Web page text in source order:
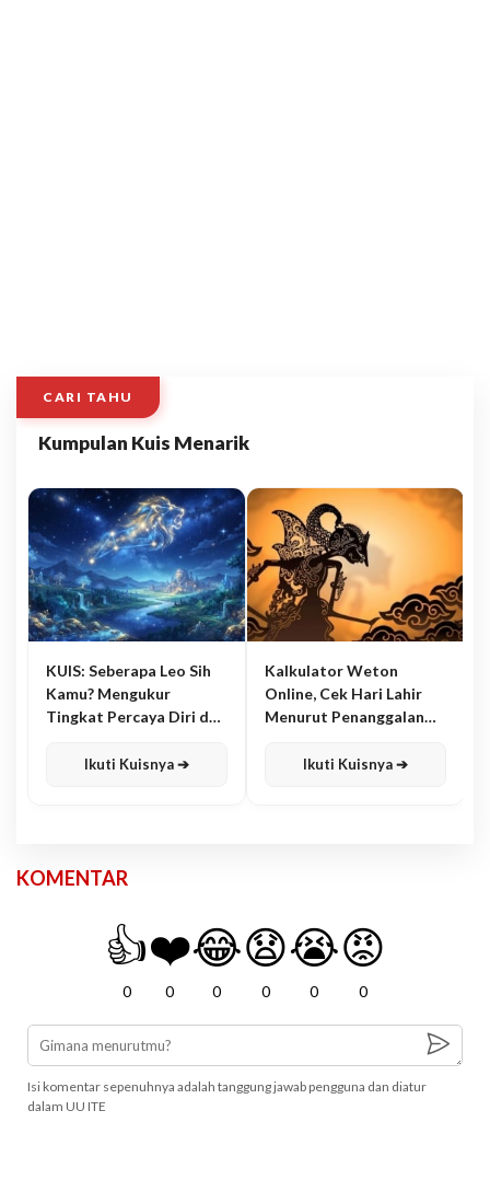
CARI TAHU
Kumpulan Kuis Menarik
KUIS: Seberapa Leo Sih
Kamu? Mengukur
Tingkat Percaya Diri dan
Ikuti Kuisnya ➔
Kalkulator Weton
Online, Cek Hari Lahir
Menurut Penanggalan
Ikuti Kuisnya ➔
KOMENTAR
👍
0
❤️
0
😂
0
😧
0
😭
0
😡
0
Isi komentar sepenuhnya adalah tanggung jawab pengguna dan diatur
dalam UU ITE